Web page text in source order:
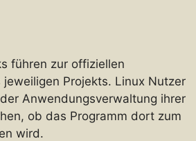
führen zur offiziellen
Projekts. Linux Nutzer
Anwendungsverwaltung ihrer
ob das Programm dort zum
wird.